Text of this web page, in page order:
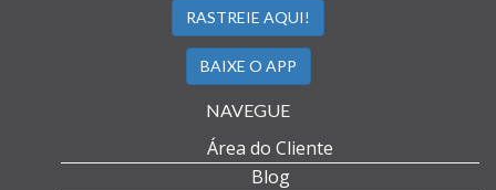
RASTREIE AQUI!
BAIXE O APP
NAVEGUE
Área do Cliente
Blog